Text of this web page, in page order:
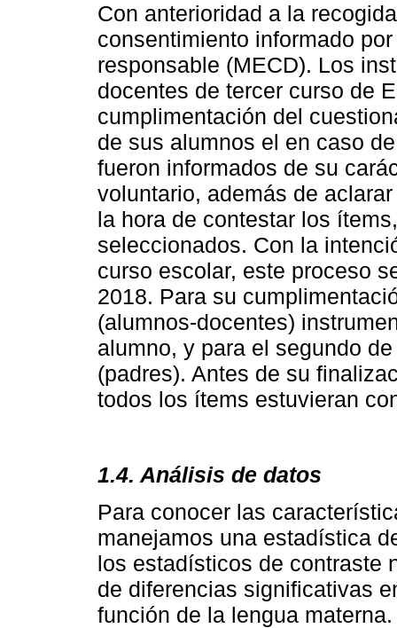
Con anterioridad a la
consentimiento informado
responsable (MECD). Los
docentes de tercer curso de
cumplimentación del
de sus alumnos el en caso
fueron informados de su
voluntario, además de
la hora de contestar los
seleccionados. Con la
curso escolar, este proceso
2018. Para su
(alumnos-docentes)
alumno, y para el segundo
(padres). Antes de su
todos los ítems estuvieran
1.4. Análisis de datos
Para conocer las
manejamos una estadística
los estadísticos de contraste
de diferencias significativas
función de la lengua